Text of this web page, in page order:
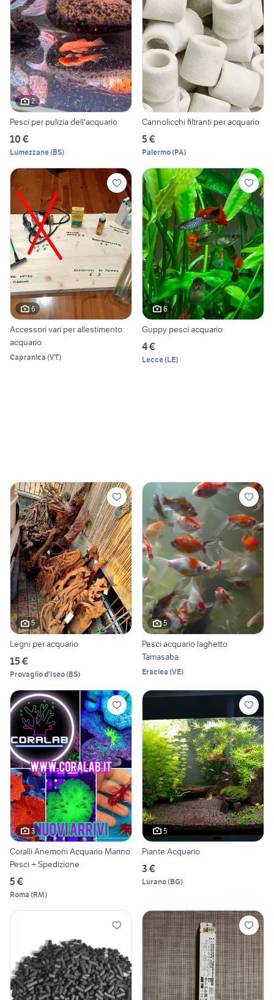
2
Pesci per pulizia dell'acquario
10 €
Lumezzane(BS)
Cannolicchi filtranti per acquario
5 €
Palermo(PA)
6
Accessori vari per allestimento
acquario
Capranica (VT)
6
Guppy pesci acquario
4 €
Lecce(LE)
5
Legni per acquario
15 €
Provaglio d'Iseo(BS)
5
Pesci acquario laghetto
Tamasaba
Eraclea (VE)
3
Coralli Anemoni Acquario Marino
Pesci + Spedizione
5 €
Roma (RM)
5
Piante Acquario
3 €
Lurano(BG)